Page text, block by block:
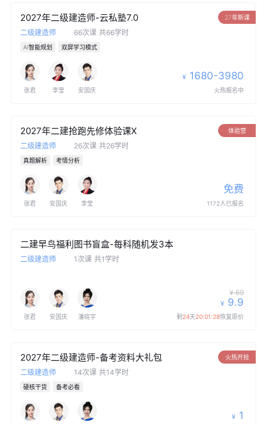
2027年二级建造师-云私塾7.0
二级建造师 66次课 共66学时
AI智能规划 双屏学习模式
27年新课
张君 李莹 安国庆
¥ 1680-3980
火热报名中
2027年二建抢跑先修体验课X
二级建造师 26次课 共26学时
真题解析 考情分析
体验营
张君 安国庆 李莹
免费
1172人已报名
二建早鸟福利图书盲盒-每科随机发3本
二级建造师 1次课 共1学时
张君 安国庆 潘晓宇
¥ 69
¥ 9.9
剩 24天20:01:28恢复原价
2027年二级建造师-备考资料大礼包
二级建造师 14次课 共14学时
硬核干货 备考必看
火热开抢
¥ 1